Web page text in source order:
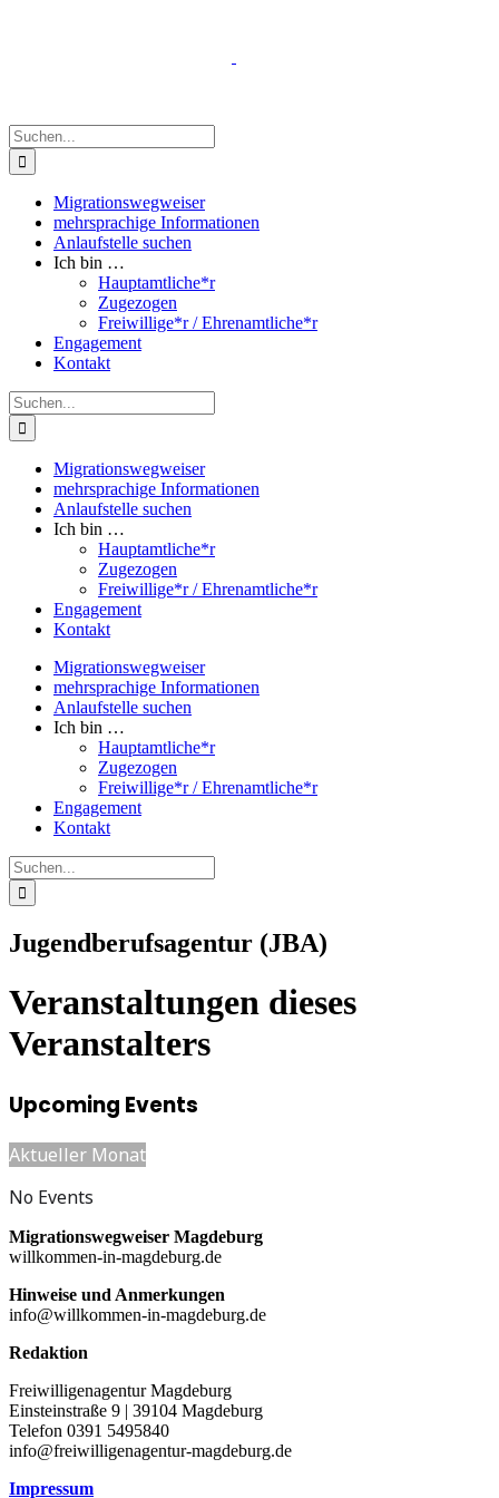
Suche
nach:
Migrationswegweiser
mehrsprachige Informationen
Anlaufstelle suchen
Ich bin …
Hauptamtliche*r
Zugezogen
Freiwillige*r / Ehrenamtliche*r
Engagement
Kontakt
Suche
nach:
Migrationswegweiser
mehrsprachige Informationen
Anlaufstelle suchen
Ich bin …
Hauptamtliche*r
Zugezogen
Freiwillige*r / Ehrenamtliche*r
Engagement
Kontakt
Migrationswegweiser
mehrsprachige Informationen
Anlaufstelle suchen
Ich bin …
Hauptamtliche*r
Zugezogen
Freiwillige*r / Ehrenamtliche*r
Engagement
Kontakt
Suche
nach:
Jugendberufsagentur (JBA)
Veranstaltungen dieses
Veranstalters
Upcoming Events
Aktueller Monat
No Events
Migrationswegweiser Magdeburg
willkommen-in-magdeburg.de
Hinweise und Anmerkungen
info@willkommen-in-magdeburg.de
Redaktion
Freiwilligenagentur Magdeburg
Einsteinstraße 9 | 39104 Magdeburg
Telefon 0391 5495840
info@freiwilligenagentur-magdeburg.de
Impressum